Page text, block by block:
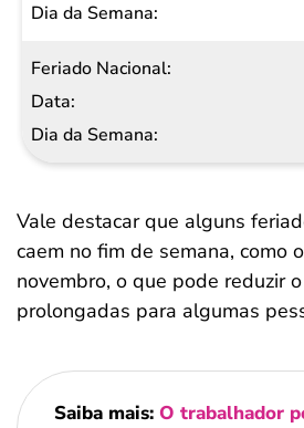
Vale destacar que alguns
caem no fim de semana, como
novembro, o que pode reduzir
prolongadas para algumas
Saiba mais: O trabalhador